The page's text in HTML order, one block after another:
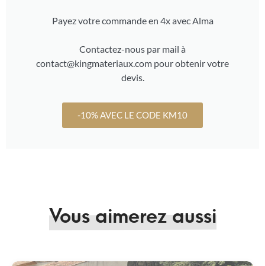
Payez votre commande en 4x avec Alma
Contactez-nous par mail à
contact@kingmateriaux.com pour obtenir votre
devis.
-10% AVEC LE CODE KM10
Vous aimerez aussi